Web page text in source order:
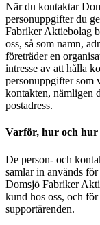
När du kontaktar
personuppgifter du
Fabriker Aktiebolag
oss, så som namn,
företräder en
intresse av att hålla
personuppgifter som
kontakten, nämligen
postadress.
Varför, hur och hur
De person- och
samlar in används
Domsjö Fabriker
kund hos oss, och
supportärenden.